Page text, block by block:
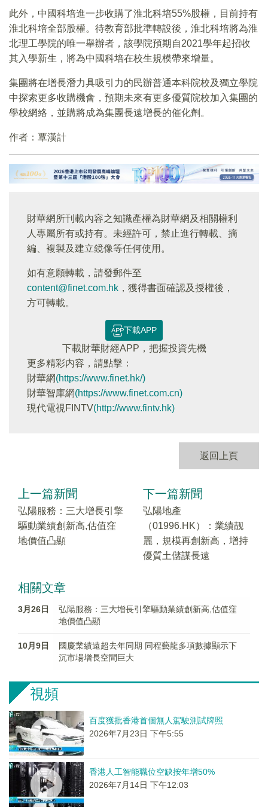
此外，中國科培進一步收購了淮北科培55%股權，目前持有
淮北科培全部股權。待教育部批準轉設後，淮北科培將為淮
北理工學院的唯一舉辦者，該學院預期自2021學年起招收
其入學新生，將為中國科培在校生規模帶來增量。
集團將在增長潛力具吸引力的民辦普通本科院校及獨立學院
中探索更多收購機會，預期未來有更多優質院校加入集團的
學校網絡，並購將成為集團長遠增長的催化劑。
作者：覃漢計
財華網所刊載內容之知識產權為財華網及相關權利
人專屬所有或持有。未經許可，禁止進行轉載、摘
編、複製及建立鏡像等任何使用。
如有意願轉載，請發郵件至
content@finet.com.hk ，獲得書面確認及授權後，
方可轉載。
下載APP
下載財華財經APP，把握投資先機
更多精彩内容，請點擊：
財華網(https://www.finet.hk/)
財華智庫網(https://www.finet.com.cn)
現代電視FINTV(http://www.fintv.hk)
返回上頁
上一篇新聞
弘陽服務：三大增長引擎
驅動業績創新高,估值窪
地價值凸顯
下一篇新聞
弘陽地產
（01996.HK）：業績靓
麗，規模再創新高，增持
優質土儲謀長遠
相關文章
3月26日
弘陽服務：三大增長引擎驅動業績創新高,估值窪
地價值凸顯
10月9日
國慶業績遠超去年同期 同程藝龍多項數據顯示下
沉市場增長空間巨大
視頻
百度獲批香港首個無人駕駛測試牌照
2026年7月23日 下午5:55
香港人工智能職位空缺按年增50%
2026年7月14日 下午12:03